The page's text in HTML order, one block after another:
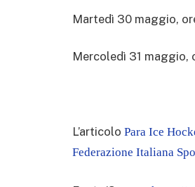
Martedì 30 maggio,
Mercoledì 31 maggio,
L’articolo Para Ice
Federazione Italiana